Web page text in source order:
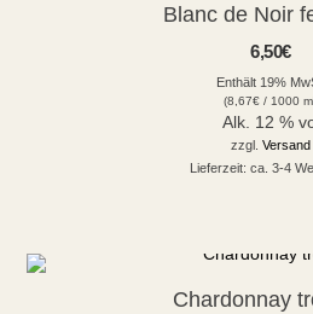
Blanc de Noir
6,50€
Enthält 19%
(8,67€/ 1000
Alk. 12 %
zzgl. Versand
Lieferzeit: ca. 3-4
Chardonnay